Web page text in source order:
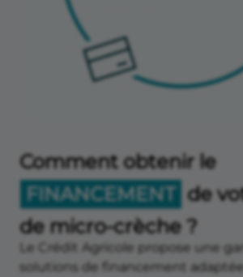
Comment obtenir le
FINANCEMENT de
de micro-crèche ?
Le Crédit Agricole propose une
solutions de financement